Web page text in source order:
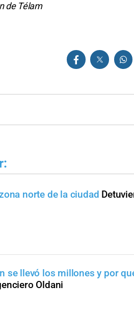
de Télam
norte de la ciudad
se llevó los millones y por
Oldani